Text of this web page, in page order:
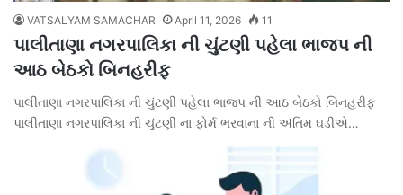
VATSALYAM SAMACHAR April 11, 2026 11
પાલીતાણા નગરપાલિકા ની ચુંટણી પહેલા ભાજપ ની
આઠ બેઠકો બિનહરીફ
પાલીતાણા નગરપાલિકા ની ચુંટણી પહેલા ભાજપ ની આઠ બેઠકો બિનહરીફ
પાલીતાણા નગરપાલિકા ની ચુંટણી ના ફોર્મ ભરવાના ની અંતિમ ઘડીએ…